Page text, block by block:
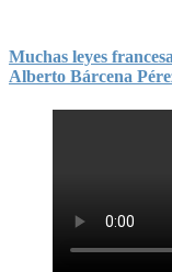
Muchas leyes
Alberto Bárcena